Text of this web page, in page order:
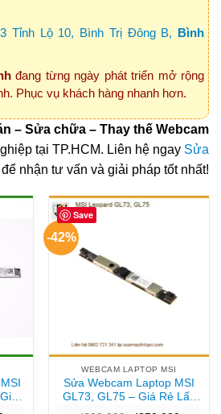
Tỉnh Lộ 10, Bình Trị Đông B, Bình
đang từng ngày phát triển mở rộng
Phục vụ khách hàng nhanh hơn.
– Sửa chữa – Thay thế Webcam
tại TP.HCM. Liên hệ ngay Sửa
để nhận tư vấn và giải pháp tốt nhất!
Save
-42%
WEBCAM LAPTOP MSI
Sửa Webcam Laptop MSI
GL73, GL75 – Giá Rẻ Lấy